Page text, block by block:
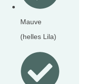
Mauve
(helles Lila)